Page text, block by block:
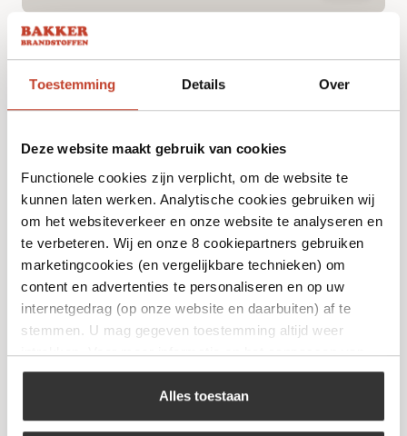
Toestemming Details Over
Deze website maakt gebruik van cookies
Functionele cookies zijn verplicht, om de website te
kunnen laten werken. Analytische cookies gebruiken wij
om het websiteverkeer en onze website te analyseren en
te verbeteren. Wij en onze 8 cookiepartners gebruiken
marketingcookies (en vergelijkbare technieken) om
content en advertenties te personaliseren en op uw
internetgedrag (op onze website en daarbuiten) af te
stemmen. U mag gegeven toestemming altijd weer
intrekken. Voor meer informatie en het aanpassen van
uw keuze op onze website verwijzen wij u naar ons
Alles toestaan
Kamado Joe – Kolenmand – Classic Joe
€99,99
Bekijk